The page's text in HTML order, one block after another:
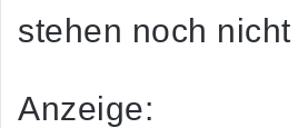
stehen noch nicht
Anzeige: